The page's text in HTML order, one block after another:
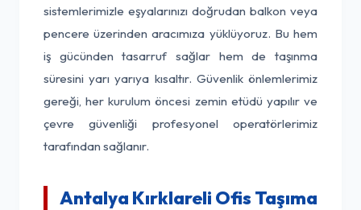
sistemlerimizle eşyalarınızı doğrudan balkon veya
pencere üzerinden aracımıza yüklüyoruz. Bu hem
iş gücünden tasarruf sağlar hem de taşınma
süresini yarı yarıya kısaltır. Güvenlik önlemlerimiz
gereği, her kurulum öncesi zemin etüdü yapılır ve
çevre güvenliği profesyonel operatörlerimiz
tarafından sağlanır.
Antalya Kırklareli Ofis Taşıma